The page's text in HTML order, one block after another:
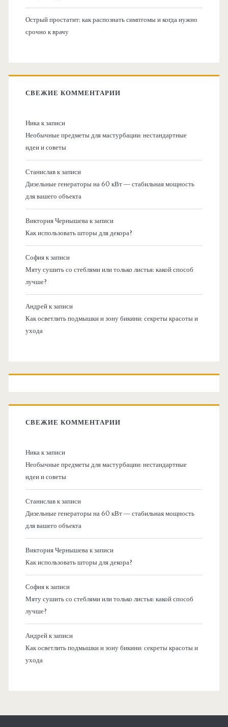
Острый простатит: как распознать симптомы и когда нужно
срочно к врачу
СВЕЖИЕ КОММЕНТАРИИ
Никак записи
Необычные предметы для мастурбации: нестандартные
идеи и советы
Станиславк записи
Дизельные генераторы на 60 кВт — стабильная мощность
для вашего объекта
Виктория Чернышевак записи
Как использовать шторы для декора?
Софияк записи
Мяту сушить со стеблями или только листья: какой способ
лучше?
Андрейк записи
Как осветлить подмышки и зону бикини: секреты красоты и
ухода
СВЕЖИЕ КОММЕНТАРИИ
Никак записи
Необычные предметы для мастурбации: нестандартные
идеи и советы
Станиславк записи
Дизельные генераторы на 60 кВт — стабильная мощность
для вашего объекта
Виктория Чернышевак записи
Как использовать шторы для декора?
Софияк записи
Мяту сушить со стеблями или только листья: какой способ
лучше?
Андрейк записи
Как осветлить подмышки и зону бикини: секреты красоты и
ухода